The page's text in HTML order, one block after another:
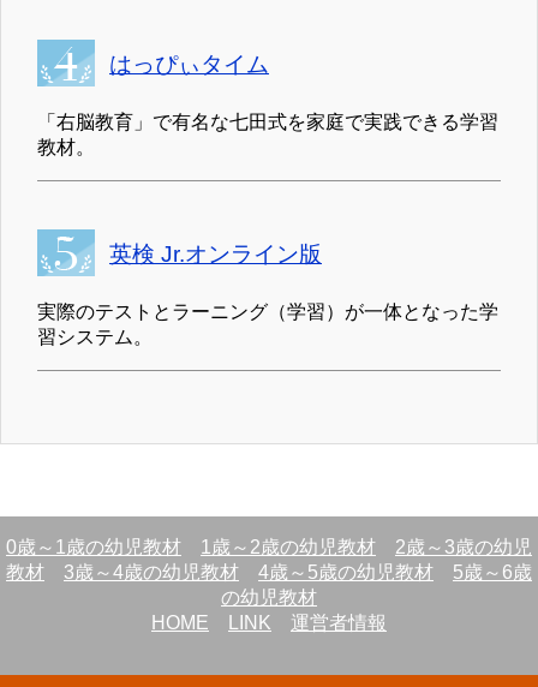
はっぴぃタイム
「右脳教育」で有名な七田式を家庭で実践できる学習
教材。
英検 Jr.オンライン版
実際のテストとラーニング（学習）が一体となった学
習システム。
0歳～1歳の幼児教材 1歳～2歳の幼児教材
2歳～3歳の幼児
教材
3歳～4歳の幼児教材 4歳～5歳の幼児教材
5歳～6歳
の幼児教材
HOME
LINK 運営者情報